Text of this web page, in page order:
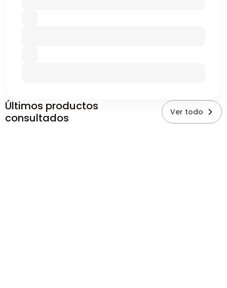
Últimos productos
consultados
Ver todo